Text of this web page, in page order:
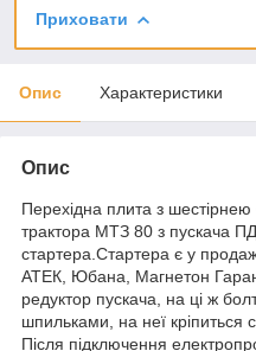
Приховати
Опис Характеристики
Опис
Перехідна плита з
трактора МТЗ 80 з пускача
стартера.Стартера є у
АТЕК, Юбана, Магнетон
редуктор пускача, на ці ж
шпильками, на неї кріпиться
Після підключення